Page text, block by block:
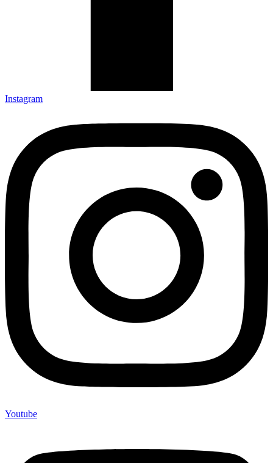
Instagram
Youtube